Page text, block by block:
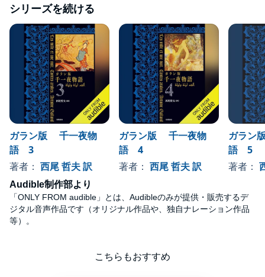
シリーズを続ける
ガラン版 千一夜物
語 3
著者： 西尾 哲夫 訳
ガラン版 千一夜物
語 4
著者： 西尾 哲夫 訳
ガラン
語 5
著者：
Audible制作部より
「ONLY FROM audible」とは、Audibleのみが提供・販売するデ
ジタル音声作品です（オリジナル作品や、独自ナレーション作品
等）。
こちらもおすすめ